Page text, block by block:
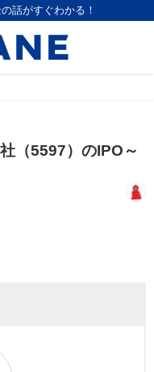
話がすぐわかる！
（5597）のIPO～